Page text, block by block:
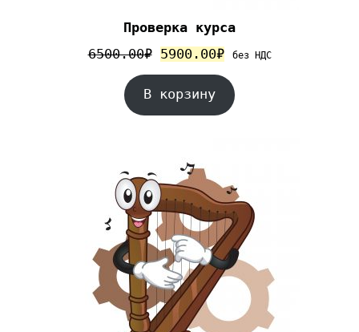
Проверка курса
6500.00₽ 5900.00₽ без НДС
В корзину